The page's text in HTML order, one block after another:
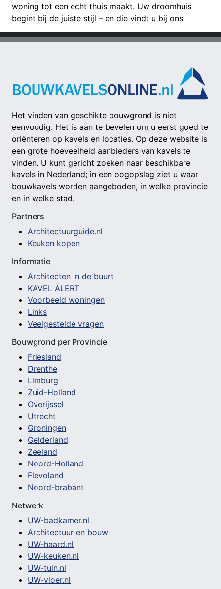
woning tot een echt thuis maakt. Uw droomhuis
begint bij de juiste stijl – en die vindt u bij ons.
Het vinden van geschikte bouwgrond is niet
eenvoudig. Het is aan te bevelen om u eerst goed te
oriënteren op kavels en locaties. Op deze website is
een grote hoeveelheid aanbieders van kavels te
vinden. U kunt gericht zoeken naar beschikbare
kavels in Nederland; in een oogopslag ziet u waar
bouwkavels worden aangeboden, in welke provincie
en in welke stad.
Partners
Architectuurguide.nl
Keuken kopen
Informatie
Architecten in de buurt
KAVEL ALERT
Voorbeeld woningen
Links
Veelgestelde vragen
Bouwgrond per Provincie
Friesland
Drenthe
Limburg
Zuid-Holland
Overijssel
Utrecht
Groningen
Gelderland
Zeeland
Noord-Holland
Flevoland
Noord-brabant
Netwerk
UW-badkamer.nl
Architectuur en bouw
UW-haard.nl
UW-keuken.nl
UW-tuin.nl
UW-vloer.nl